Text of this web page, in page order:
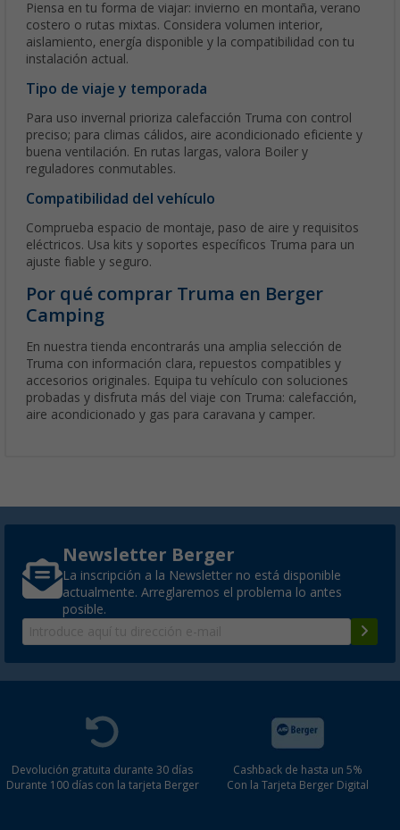
Piensa en tu forma de viajar: invierno en montaña, verano
costero o rutas mixtas. Considera volumen interior,
aislamiento, energía disponible y la compatibilidad con tu
instalación actual.
Tipo de viaje y temporada
Para uso invernal prioriza calefacción Truma con control
preciso; para climas cálidos, aire acondicionado eficiente y
buena ventilación. En rutas largas, valora Boiler y
reguladores conmutables.
Compatibilidad del vehículo
Comprueba espacio de montaje, paso de aire y requisitos
eléctricos. Usa kits y soportes específicos Truma para un
ajuste fiable y seguro.
Por qué comprar Truma en Berger
Camping
En nuestra tienda encontrarás una amplia selección de
Truma con información clara, repuestos compatibles y
accesorios originales. Equipa tu vehículo con soluciones
probadas y disfruta más del viaje con Truma: calefacción,
aire acondicionado y gas para caravana y camper.
Newsletter Berger
La inscripción a la Newsletter no está disponible
actualmente. Arreglaremos el problema lo antes
posible.
Devolución gratuita durante 30 días
Durante 100 días con la tarjeta Berger
Cashback de hasta un 5%
Con la Tarjeta Berger Digital